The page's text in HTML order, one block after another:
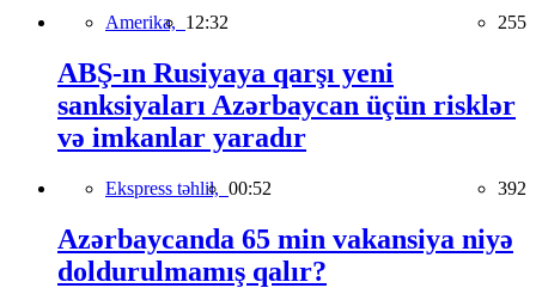
Amerika, 12:32 255
ABŞ-ın Rusiyaya qarşı yeni
sanksiyaları Azərbaycan üçün risklər
və imkanlar yaradır
Ekspress təhlil, 00:52 392
Azərbaycanda 65 min vakansiya niyə
doldurulmamış qalır?